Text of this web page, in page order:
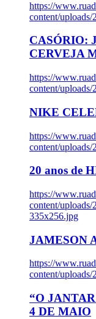
https://
content/
CASÓRIO:
CERVEJA
https://
content/
NIKE
https://
content/
20 anos de
https://
content/uploads/
335x256.jpg
JAMESON
https://
content/
“O
4 DE MAIO